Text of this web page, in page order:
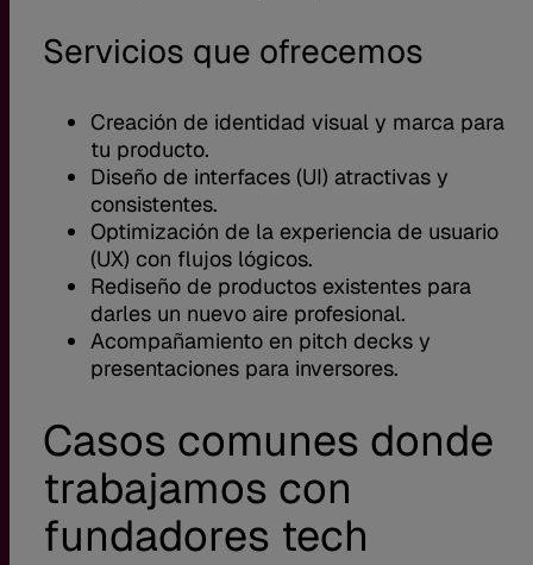
Servicios que ofrecemos
Creación de identidad visual y marca para
tu producto.
Diseño de interfaces (UI) atractivas y
consistentes.
Optimización de la experiencia de usuario
(UX) con flujos lógicos.
Rediseño de productos existentes para
darles un nuevo aire profesional.
Acompañamiento en pitch decks y
presentaciones para inversores.
Casos comunes donde
trabajamos con
fundadores tech